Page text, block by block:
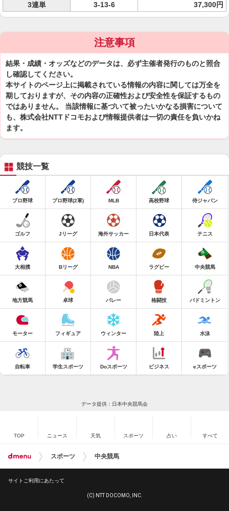
3連単
3-13-6 37,300円
注意事項
結果・成績・オッズなどのデータは、必ず主催者発行のものと照合
し確認してください。
本サイトのページ上に掲載されている情報の内容に関しては万全を
期しておりますが、その内容の正確性および安全性を保証するもの
ではありません。 当該情報に基づいて被ったいかなる損害について
も、株式会社NTTドコモおよび情報提供者は一切の責任を負いかね
ます。
競技一覧
プロ野球 プロ野球(2軍) MLB 高校野球 侍ジャパン
ゴルフ Jリーグ 海外サッカー 日本代表 テニス
大相撲 Bリーグ NBA ラグビー 中央競馬
地方競馬 卓球 バレー 格闘技 バドミントン
モーター フィギュア ウィンター 陸上 水泳
自転車 学生スポーツ Doスポーツ ビジネス eスポーツ
データ提供：日本中央競馬会
TOP ニュース 天気 スポーツ 占い すべて
スポーツ 中央競馬
サイトご利用にあたって
(C) NTT DOCOMO, INC.